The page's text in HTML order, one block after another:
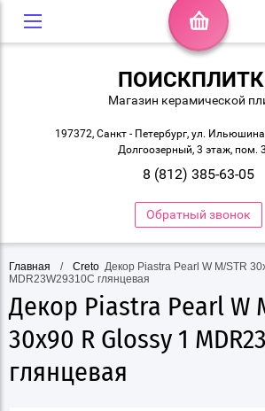
Магазин керамической
197372, Санкт - Петербург, ул.
Долгоозерный, 3 этаж, пом.
8 (812) 385-63-05
Обратный звонок
Главная / Creto Декор Piastra Pearl W M/STR
MDR23W29310C глянцевая
Декор Piastra Pearl W
30х90 R Glossy 1
глянцевая